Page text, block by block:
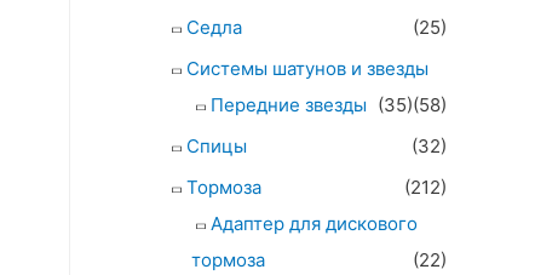
Седла
(25)
Системы шатунов и звезды
(58)
Передние звезды (35)
Спицы
(32)
Тормоза
(212)
Адаптер для дискового
тормоза
(22)